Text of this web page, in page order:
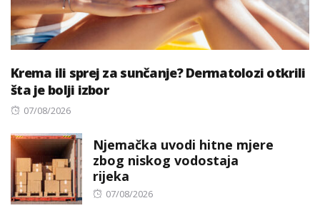
Krema ili sprej za sunčanje? Dermatolozi otkrili
šta je bolji izbor
Posted
07/08/2026
Njemačka uvodi hitne mjere
zbog niskog vodostaja
rijeka
Posted
07/08/2026